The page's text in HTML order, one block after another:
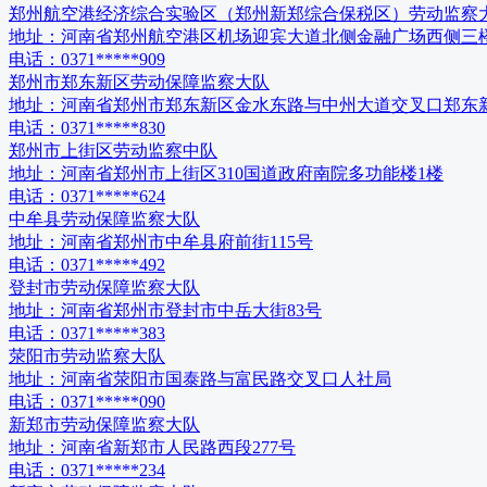
郑州航空港经济综合实验区（郑州新郑综合保税区）劳动监察
地址： 河南省郑州航空港区机场迎宾大道北侧金融广场西侧三
电话： 0371*****909
郑州市郑东新区劳动保障监察大队
地址： 河南省郑州市郑东新区金水东路与中州大道交叉口郑东
电话： 0371*****830
郑州市上街区劳动监察中队
地址： 河南省郑州市上街区310国道政府南院多功能楼1楼
电话： 0371*****624
中牟县劳动保障监察大队
地址： 河南省郑州市中牟县府前街115号
电话： 0371*****492
登封市劳动保障监察大队
地址： 河南省郑州市登封市中岳大街83号
电话： 0371*****383
荥阳市劳动监察大队
地址： 河南省荥阳市国泰路与富民路交叉口人社局
电话： 0371*****090
新郑市劳动保障监察大队
地址： 河南省新郑市人民路西段277号
电话： 0371*****234